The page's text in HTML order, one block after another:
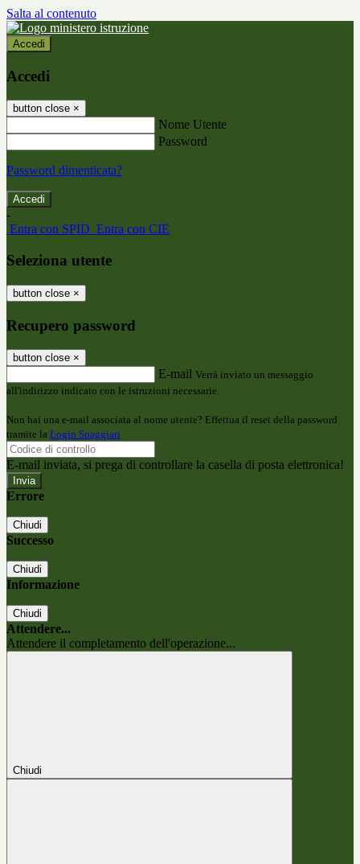
Salta al contenuto
Accedi
Accedi
button close ×
Nome Utente
Password
Password dimenticata?
-
Entra con SPID Entra con CIE
Seleziona utente
button close ×
Recupero password
button close ×
E-mail Verrà inviato un messaggio
all'indirizzo indicato con le istruzioni necessarie.
Non hai una e-mail associata al nome utente? Effettua il reset della password
tramite la Login Spaggiari
E-mail inviata, si prega di controllare la casella di posta elettronica!
Errore
Chiudi
Successo
Chiudi
Informazione
Chiudi
Attendere...
Attendere il completamento dell'operazione...
Chiudi